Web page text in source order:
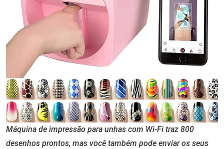
Máquina de impressão para unhas com Wi-Fi traz 800
desenhos prontos, mas você também pode enviar os seus